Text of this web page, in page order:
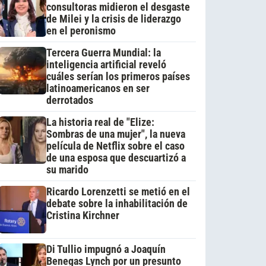
consultoras midieron el desgaste
de Milei y la crisis de liderazgo
en el peronismo
Tercera Guerra Mundial: la
inteligencia artificial reveló
cuáles serían los primeros países
latinoamericanos en ser
derrotados
La historia real de "Elize:
Sombras de una mujer", la nueva
película de Netflix sobre el caso
de una esposa que descuartizó a
su marido
Ricardo Lorenzetti se metió en el
debate sobre la inhabilitación de
Cristina Kirchner
Di Tullio impugnó a Joaquín
Benegas Lynch por un presunto